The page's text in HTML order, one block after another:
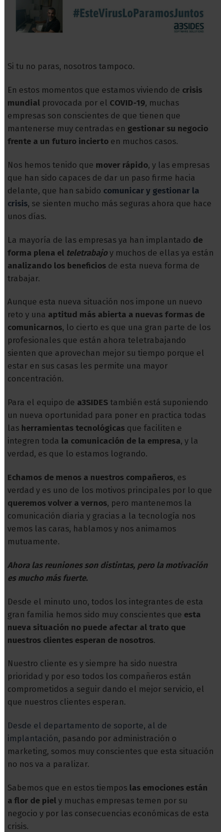
Si tu no paras, nosotros tampoco.
En estos momentos que estamos viviendo de crisis
mundial provocada por el COVID-19, muchas
empresas son conscientes de que tienen que
mantenerse muy centradas en gestionar su negocio
frente a un futuro incierto en muchos casos.
Nos hemos tenido que mover rápido, y las empresas
que han sido capaces de dar un paso firme hacia
delante, que han sabido comunicar y gestionar la
crisis, se sienten mucho más seguras ahora que hace
unos días.
La mayoría de las empresas ya han implantado de
forma plena el teletrabajoy muchos de ellas ya están
analizando los beneficios de esta nueva forma de
trabajar.
Aunque esta nueva situación nos impone un nuevo
reto y una aptitud más abierta a nuevas formas de
comunicarnos, lo cierto es que una gran parte de los
profesionales que están ahora teletrabajando
sienten que aprovechan mejor su tiempo porque el
estar en sus casas les permite una mayor
concentración.
Para el equipo de a3SIDES también está suponiendo
un nueva oportunidad para poner en practica todas
las herramientas tecnológicas que faciliten e
integren toda la comunicación de la empresa, y la
verdad, es que lo estamos logrando.
Echamos de menos a nuestros compañeros, es
verdad y es uno de los motivos principales por lo que
queremos volver a vernos, pero mantenemos la
comunicación diaria y gracias a la tecnología nos
vemos las caras, hablamos y nos animamos
mutuamente.
Ahora las reuniones son distintas, pero la motivación
es mucho más fuerte.
Desde el minuto uno, todos los integrantes de esta
gran familia hemos sido muy conscientes que esta
nueva situación no puede afectar al trato que
nuestros clientes esperan de nosotros.
Nuestro cliente es y siempre ha sido nuestra
prioridad y por eso todos los compañeros están
comprometidos a seguir dando el mejor servicio, el
que nuestros clientes esperan.
Desde el departamento de soporte, al de
implantación, pasando por administración o
marketing, somos muy conscientes que esta situación
no nos va a paralizar.
Sabemos que en estos tiempos las emociones están
a flor de piel y muchas empresas temen por su
negocio y por las consecuencias económicas de esta
crisis.